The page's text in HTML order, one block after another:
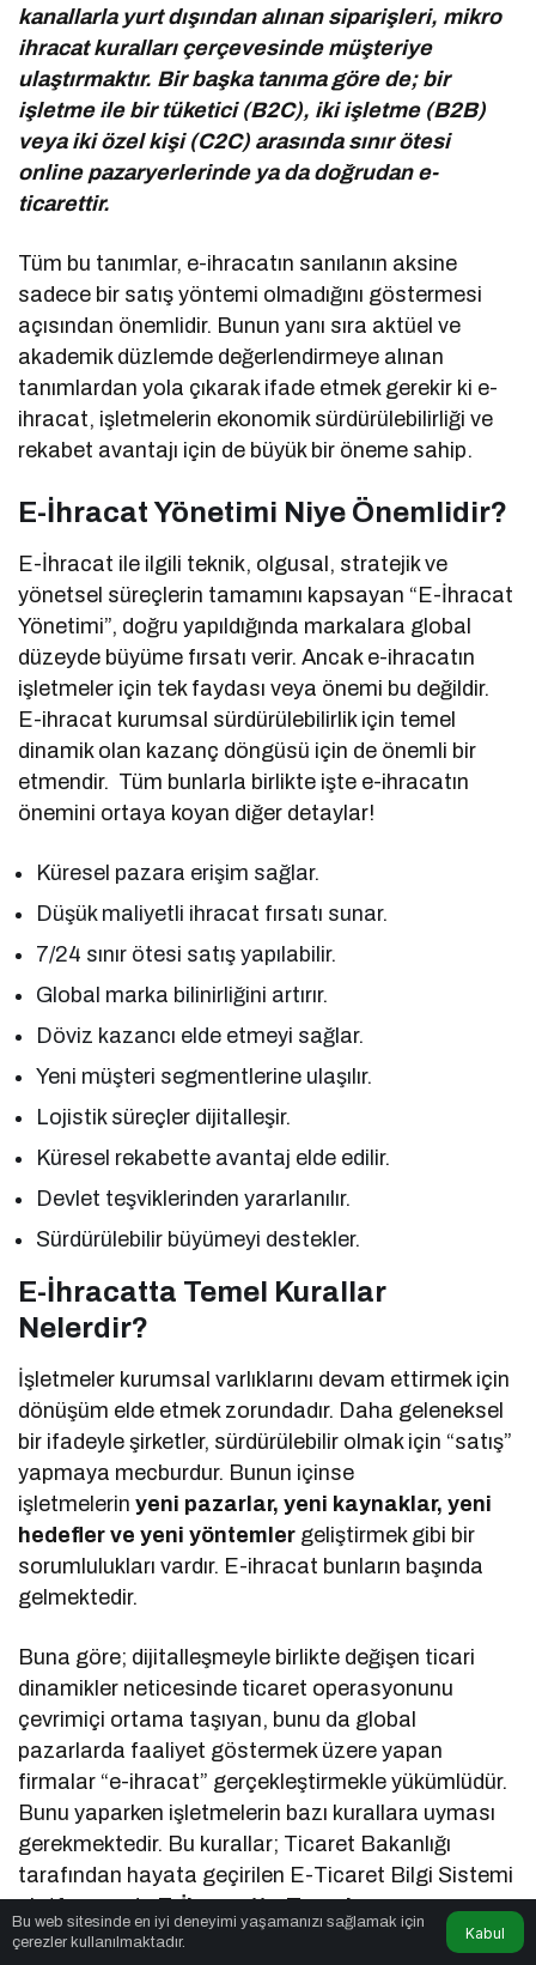
kanallarla yurt dışından alınan siparişleri, mikro
ihracat kuralları çerçevesinde müşteriye
ulaştırmaktır. Bir başka tanıma göre de; bir
işletme ile bir tüketici (B2C), iki işletme (B2B)
veya iki özel kişi (C2C) arasında sınır ötesi
online pazaryerlerinde ya da doğrudan e-
ticarettir.
Tüm bu tanımlar, e-ihracatın sanılanın aksine
sadece bir satış yöntemi olmadığını göstermesi
açısından önemlidir. Bunun yanı sıra aktüel ve
akademik düzlemde değerlendirmeye alınan
tanımlardan yola çıkarak ifade etmek gerekir ki e-
ihracat, işletmelerin ekonomik sürdürülebilirliği ve
rekabet avantajı için de büyük bir öneme sahip.
E-İhracat Yönetimi Niye Önemlidir?
E-İhracat ile ilgili teknik, olgusal, stratejik ve
yönetsel süreçlerin tamamını kapsayan “E-İhracat
Yönetimi”, doğru yapıldığında markalara global
düzeyde büyüme fırsatı verir. Ancak e-ihracatın
işletmeler için tek faydası veya önemi bu değildir.
E-ihracat kurumsal sürdürülebilirlik için temel
dinamik olan kazanç döngüsü için de önemli bir
etmendir. Tüm bunlarla birlikte işte e-ihracatın
önemini ortaya koyan diğer detaylar!
Küresel pazara erişim sağlar.
Düşük maliyetli ihracat fırsatı sunar.
7/24 sınır ötesi satış yapılabilir.
Global marka bilinirliğini artırır.
Döviz kazancı elde etmeyi sağlar.
Yeni müşteri segmentlerine ulaşılır.
Lojistik süreçler dijitalleşir.
Küresel rekabette avantaj elde edilir.
Devlet teşviklerinden yararlanılır.
Sürdürülebilir büyümeyi destekler.
E-İhracatta Temel Kurallar
Nelerdir?
İşletmeler kurumsal varlıklarını devam ettirmek için
dönüşüm elde etmek zorundadır. Daha geleneksel
bir ifadeyle şirketler, sürdürülebilir olmak için “satış”
yapmaya mecburdur. Bunun içinse
işletmelerinyeni pazarlar, yeni kaynaklar, yeni
hedefler ve yeni yöntemler geliştirmek gibi bir
sorumlulukları vardır. E-ihracat bunların başında
gelmektedir.
Buna göre; dijitalleşmeyle birlikte değişen ticari
dinamikler neticesinde ticaret operasyonunu
çevrimiçi ortama taşıyan, bunu da global
pazarlarda faaliyet göstermek üzere yapan
firmalar “e-ihracat” gerçekleştirmekle yükümlüdür.
Bunu yaparken işletmelerin bazı kurallara uyması
gerekmektedir. Bu kurallar; Ticaret Bakanlığı
tarafından hayata geçirilen E-Ticaret Bilgi Sistemi
platformundaE-İhracatta Temel
Kurallarbaşlığıyla yayınlanmıştır.
Bu web sitesinde en iyi deneyimi yaşamanızı sağlamak için
çerezler kullanılmaktadır.
Kabul